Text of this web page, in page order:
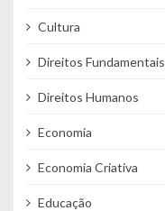
Cultura
Direitos Fundamentais
Direitos Humanos
Economia
Economia Criativa
Educação